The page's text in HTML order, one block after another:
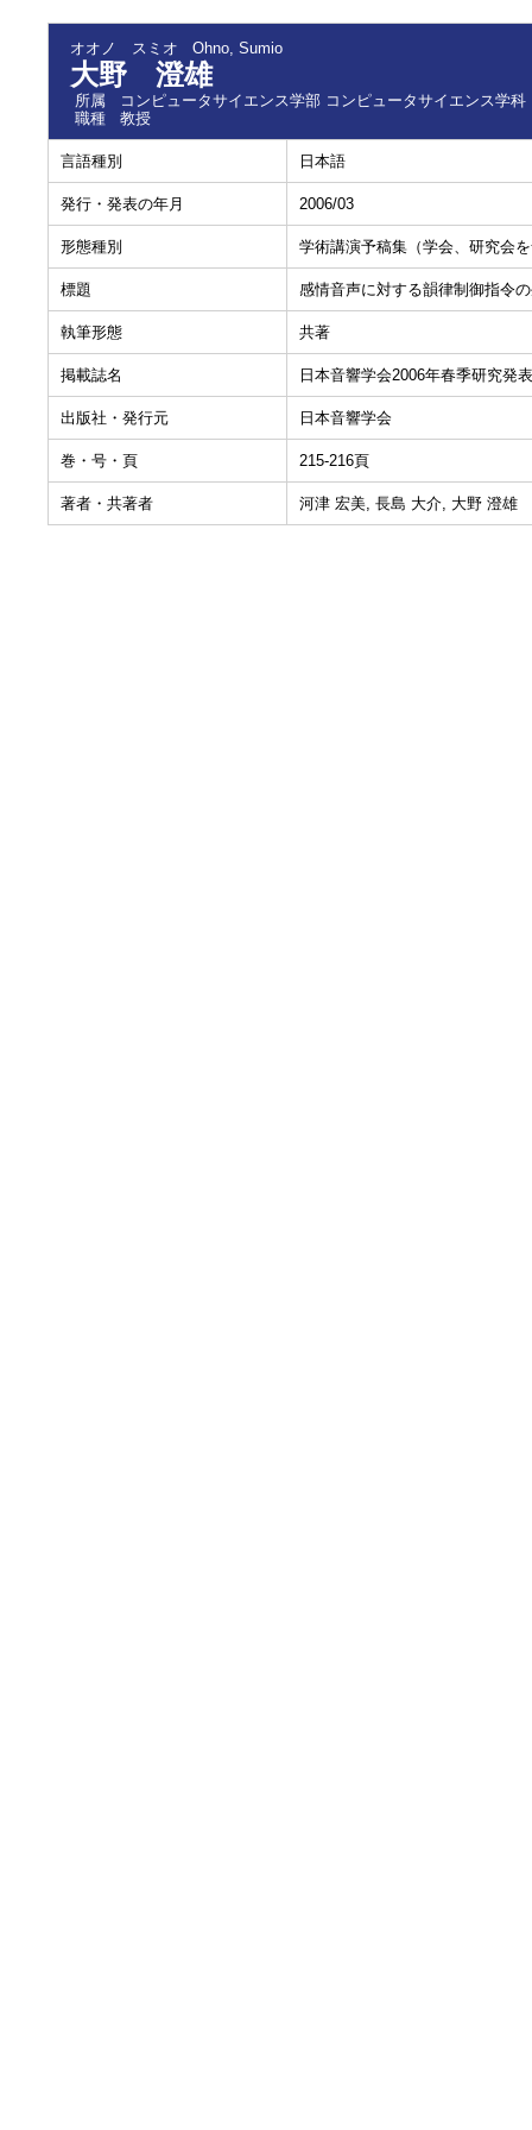
オオノ スミオ Ohno, Sumio
大野 澄雄
所属
コンピュータサイエンス学部 コンピュータサイエンス学科
職種
教授
言語種別 日本語
発行・発表の年月 2006/03
形態種別 学術講演予稿集（学会、研究会
標題 感情音声に対する韻律制御指令
執筆形態 共著
掲載誌名 日本音響学会2006年春季研究発
出版社・発行元 日本音響学会
巻・号・頁 215-216頁
著者・共著者 河津 宏美, 長島 大介, 大野 澄雄